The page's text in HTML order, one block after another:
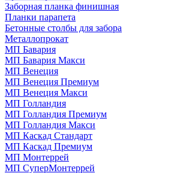
Заборная планка финишная
Планки парапета
Бетонные столбы для забора
Металлопрокат
МП Бавария
МП Бавария Макси
МП Венеция
МП Венеция Премиум
МП Венеция Макси
МП Голландия
МП Голландия Премиум
МП Голландия Макси
МП Каскад Стандарт
МП Каскад Премиум
МП Монтеррей
МП СуперМонтеррей